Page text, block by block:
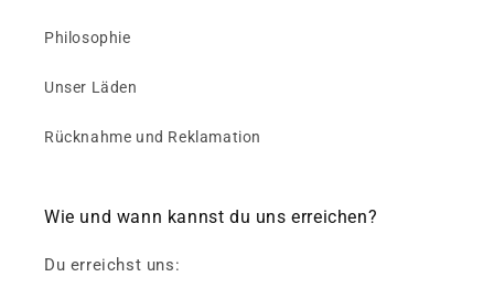
Philosophie
Unser Läden
Rücknahme und Reklamation
Wie und wann kannst du uns erreichen?
Du erreichst uns: